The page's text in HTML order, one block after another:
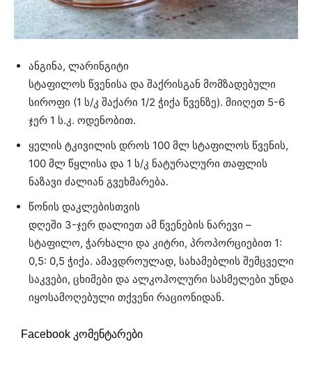
ანგინა, ლარინგიტი
სტაფილოს წვენისა და შაქრისგან მომზადებული
სიროფი (1 ს/კ შაქარი 1/2 ჭიქა წვენზე). მიიღეთ 5-6
ჯერ 1 ს.კ. ოდენობით.
ყელის ტკივილის დროს 100 მლ სტაფილოს წვენის,
100 მლ წყლისა და 1 ს/კ ნატურალური თაფლის
ნაზავი ძალიან გვეხმარება.
წონის დაკლებისთვის
დღეში 3-ჯერ დალიეთ ამ წვენების ნარევი –
სტაფილო, ჭარხალი და კიტრი, პროპორციებით 1:
0,5: 0,5 ჭიქა. ამავდროულად, სახამებლის შემცველი
საკვები, ცხიმები და ალკოჰოლური სასმელები უნდა
იყოსამოღებული თქვენი რაციონიდან.
Facebook კომენტარები